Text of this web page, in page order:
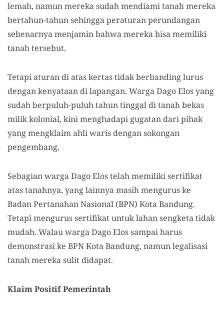
lemah, namun mereka sudah mendiami tanah mereka
bertahun-tahun sehingga peraturan perundangan
sebenarnya menjamin bahwa mereka bisa memiliki
tanah tersebut.
Tetapi aturan di atas kertas tidak berbanding lurus
dengan kenyataan di lapangan. Warga Dago Elos yang
sudah berpuluh-puluh tahun tinggal di tanah bekas
milik kolonial, kini menghadapi gugatan dari pihak
yang mengklaim ahli waris dengan sokongan
pengembang.
Sebagian warga Dago Elos telah memiliki sertifikat
atas tanahnya, yang lainnya masih mengurus ke
Badan Pertanahan Nasional (BPN) Kota Bandung.
Tetapi mengurus sertifikat untuk lahan sengketa tidak
mudah. Walau warga Dago Elos sampai harus
demonstrasi ke BPN Kota Bandung, namun legalisasi
tanah mereka sulit didapat.
Klaim Positif Pemerintah